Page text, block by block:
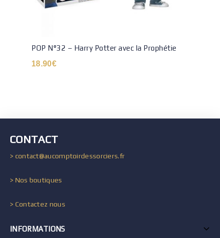
POP N°32 – Harry Potter avec la Prophétie
18.90€
CONTACT
> contact@aucomptoirdessorciers.fr
> Nos boutiques
> Contactez nous
INFORMATIONS